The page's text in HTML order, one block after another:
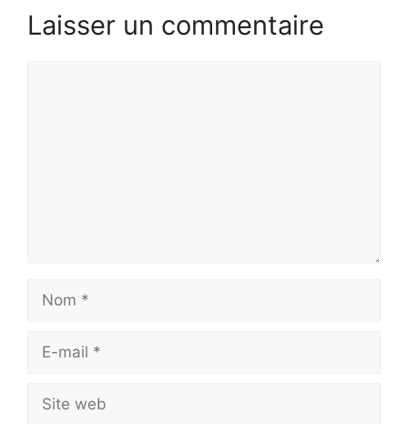
Laisser un commentaire
mail
web